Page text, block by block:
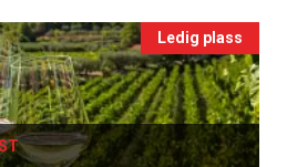
Ledig plass